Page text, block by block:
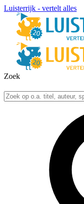
Luisterrijk - vertelt alles
Zoek